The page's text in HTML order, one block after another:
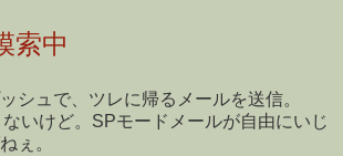
索中
シュで、ツレに帰るメールを送信。
けど。SPモードメールが自由にいじ
ぇ。